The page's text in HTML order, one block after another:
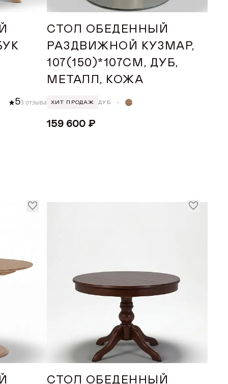
раздвижения столешниц + переворот
раздвижения столешниц+ручная
"бабочка"
ПОСАДОЧНЫХ МЕСТ
53 отзыва
СТОЛ ОБЕДЕННЫЙ
РАЗДВИЖНОЙ КУЗМАР,
107(150)*107СМ, ДУБ,
МЕТАЛЛ, КОЖА
ХИТ ПРОДАЖ ДУБ
159 600 ₽
СТОЛ ОБЕДЕННЫЙ